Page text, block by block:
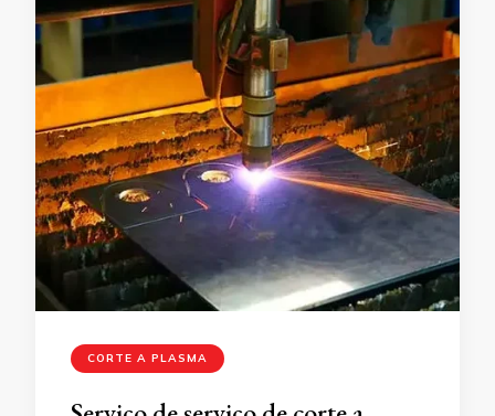
CORTE A PLASMA